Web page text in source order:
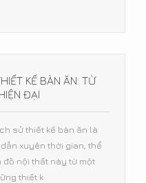
KẾ BÀN ĂN: TỪ
ĐẠI
sử thiết kế bàn ăn là
xuyên thời gian, thể
nội thất này từ một
thiết k